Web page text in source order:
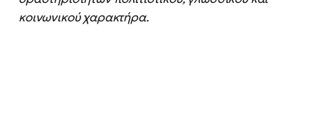
κοινωνικού χαρακτήρα.